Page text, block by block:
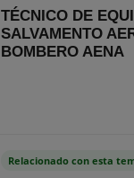
TÉCNICO DE
SALVAMENTO
BOMBERO AENA
Relacionado con esta